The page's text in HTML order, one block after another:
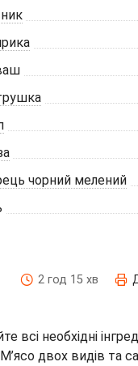
чорний мелений
2 год 15 хв
всі необхідні
М’ясо двох видів та